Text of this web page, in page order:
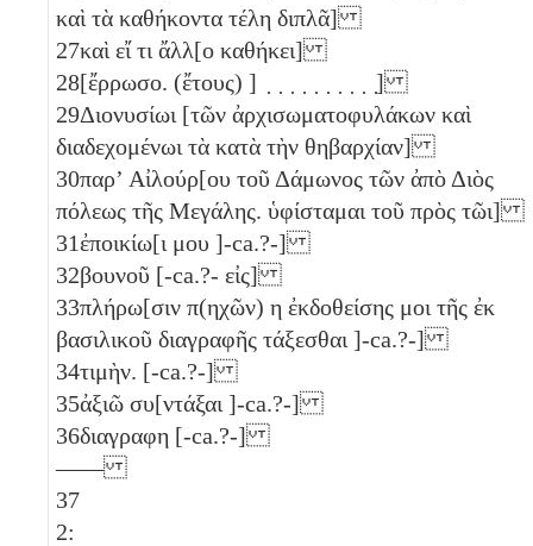
καὶ τὰ καθήκοντα τέλη διπλᾶ]
27καὶ εἴ τι ἄλλ[ο καθήκει]
28[ἔρρωσο. (ἔτους) ] ̣ ̣ ̣ ̣ ̣ ̣ ̣ ̣ ̣ ̣]
29Διονυσίωι [τῶν ἀρχισωματοφυλάκων καὶ
διαδεχομένωι τὰ κατὰ τὴν θηβαρχίαν]
30παρʼ Αἰλούρ[ου τοῦ Δάμωνος τῶν ἀπὸ Διὸς
πόλεως τῆς Μεγάλης. ὑφίσταμαι τοῦ πρὸς τῶι]
31ἐποικίω[ι μου ]-ca.?-]
32βουνοῦ [-ca.?- εἰς]
33πλήρω[σιν π(ηχῶν) η ἐκδοθείσης μοι τῆς ἐκ
βασιλικοῦ διαγραφῆς τάξεσθαι ]-ca.?-]
34τιμὴν. [-ca.?-]
35ἀξιῶ συ[ντάξαι ]-ca.?-]
36διαγραφη [-ca.?-]
——
37
2: